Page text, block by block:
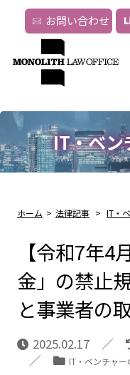
お問い合わせ
IT・ベン
ホーム > 法律記事 > IT・
【令和7年4
金」の禁止
と事業者の
2025.02.17
IT・ベンチャ